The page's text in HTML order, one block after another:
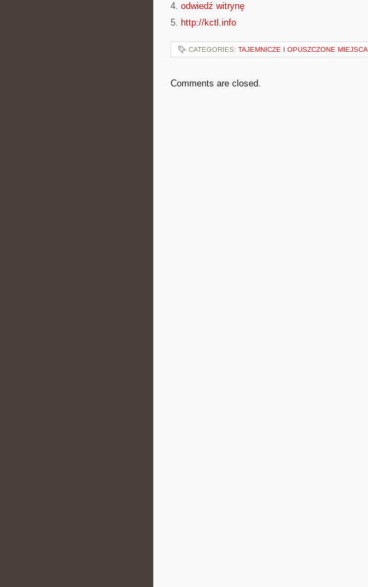
4. odwiedź witrynę
5. http://kctl.info
CATEGORIES: TAJEMNICZE I OPUSZCZONE MIEJSCA
Comments are closed.